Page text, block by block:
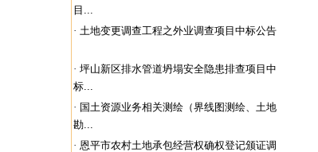
目...
· 土地变更调查工程之外业调查项目中标公告
· 坪山新区排水管道坍塌安全隐患排查项目中
标...
· 国土资源业务相关测绘（界线图测绘、土地
勘...
· 恩平市农村土地承包经营权确权登记颁证调